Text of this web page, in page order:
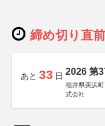
締め切り直
あと 33 日 2026 第
福井県美浜
式会社